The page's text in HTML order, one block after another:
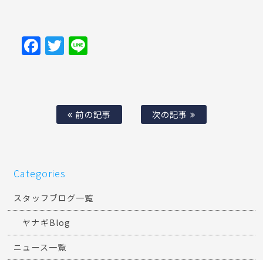
Facebook
Twitter
前の記事 次の記事
Categories
スタッフブログ一覧
ヤナギBlog
ニュース一覧